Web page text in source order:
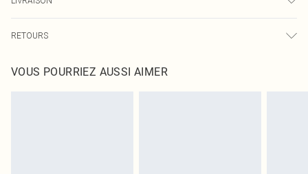
déteindre.
Livraison express France
Jusqu'à 2-3 jours ouvrables
RETOURS
pour nous retourner un article.
VOUS POURRIEZ AUSSI AIMER